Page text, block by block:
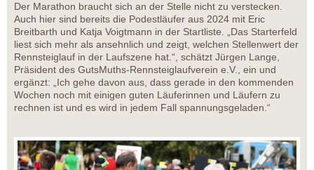
Der Marathon braucht sich an der Stelle nicht zu verstecken.
Auch hier sind bereits die Podestläufer aus 2024 mit Eric
Breitbarth und Katja Voigtmann in der Startliste. „Das Starterfeld
liest sich mehr als ansehnlich und zeigt, welchen Stellenwert der
Rennsteiglauf in der Laufszene hat.“, schätzt Jürgen Lange,
Präsident des GutsMuths-Rennsteiglaufverein e.V., ein und
ergänzt: „Ich gehe davon aus, dass gerade in den kommenden
Wochen noch mit einigen guten Läuferinnen und Läufern zu
rechnen ist und es wird in jedem Fall spannungsgeladen.“